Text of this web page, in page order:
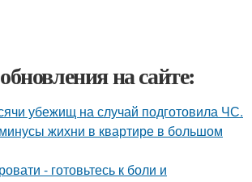
на сайте:
убежищ на случай подготовила ЧС.
жихни в квартире в большом
- готовьтесь к боли и